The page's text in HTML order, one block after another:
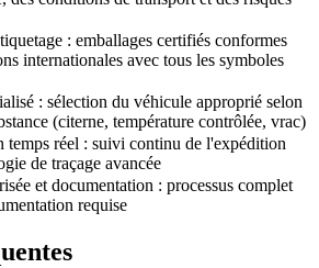
: emballages certifiés conformes
internationales avec tous les symboles
: sélection du véhicule approprié selon
(citerne, température contrôlée, vrac)
temps réel : suivi continu de l'expédition
de traçage avancée
et documentation : processus complet
requise